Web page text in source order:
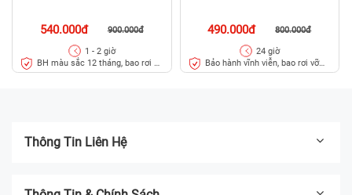
540.000đ 900.000đ
1 - 2 giờ
BH màu sắc 12 tháng, bao rơi vỡ
kính lưng trong 45 ngày
490.000đ 800.000đ
24 giờ
Bảo hành vĩnh viễn, bao rơi vỡ
kính
Thông Tin Liên Hệ